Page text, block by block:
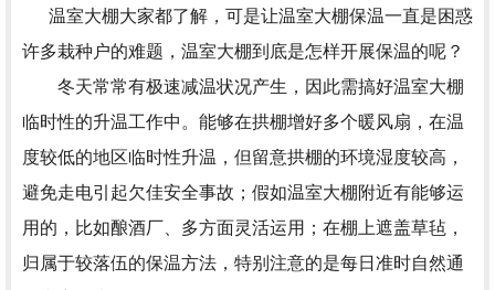
温室大棚大家都了解，可是让温室大棚保温一直是困惑
许多栽种户的难题，温室大棚到底是怎样开展保温的呢？
冬天常常有极速减温状况产生，因此需搞好温室大棚
临时性的升温工作中。能够在拱棚增好多个暖风扇，在温
度较低的地区临时性升温，但留意拱棚的环境湿度较高，
避免走电引起欠佳安全事故；假如温室大棚附近有能够运
用的，比如酿酒厂、多方面灵活运用；在棚上遮盖草毡，
归属于较落伍的保温方法，特别注意的是每日准时自然通